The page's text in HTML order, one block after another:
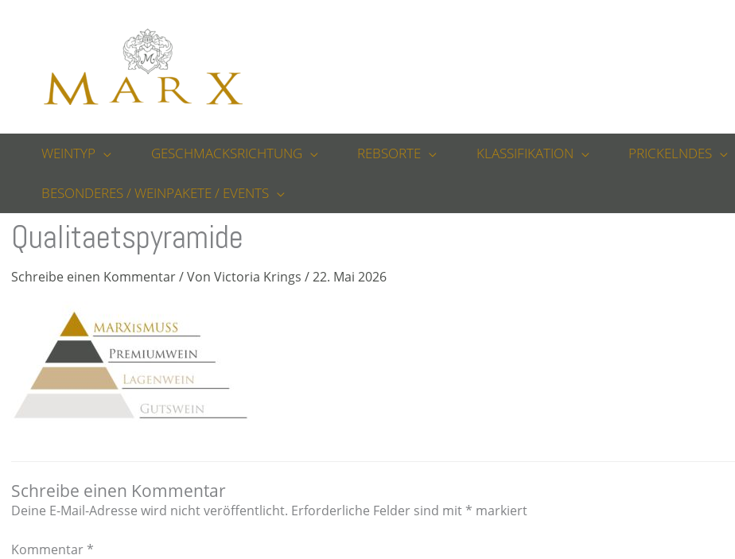
WEINTYP GESCHMACKSRICHTUNG REBSORTE KLASSIFIKATION PRICKELNDES
BESONDERES / WEINPAKETE / EVENTS
Qualitaetspyramide
Schreibe einen Kommentar/ Von Victoria Krings /22. Mai 2026
Schreibe einen Kommentar
Deine E-Mail-Adresse wird nicht veröffentlicht. Erforderliche Felder sind mit * markiert
Kommentar *